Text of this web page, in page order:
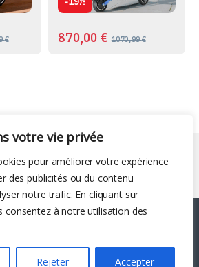
votre vie privée
pour améliorer votre expérience
des publicités ou du contenu
notre trafic. En cliquant sur
consentez à notre utilisation des
Rejeter Accepter
€ 870,00€ 1070,99€